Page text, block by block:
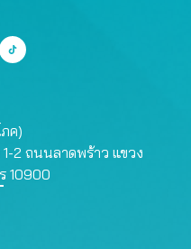
ค)
1-2 ถนนลาดพร้าว แขวง
10900